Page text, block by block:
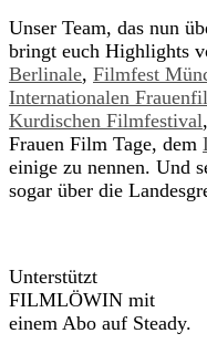
Unser Team, das nun
bringt euch Highlights
Berlinale, Filmfest
Internationalen
Kurdischen Filmfestival,
Frauen Film Tage, dem
einige zu nennen. Und
sogar über die
Unterstützt
FILMLÖWIN mit
einem Abo auf Steady.